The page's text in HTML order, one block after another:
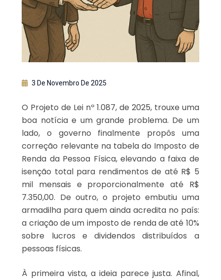
3 De Novembro De 2025
O Projeto de Lei nº 1.087, de 2025, trouxe uma
boa notícia e um grande problema. De um
lado, o governo finalmente propôs uma
correção relevante na tabela do Imposto de
Renda da Pessoa Física, elevando a faixa de
isenção total para rendimentos de até R$ 5
mil mensais e proporcionalmente até R$
7.350,00. De outro, o projeto embutiu uma
armadilha para quem ainda acredita no país:
a criação de um imposto de renda de até 10%
sobre lucros e dividendos distribuídos a
pessoas físicas.
À primeira vista, a ideia parece justa. Afinal,